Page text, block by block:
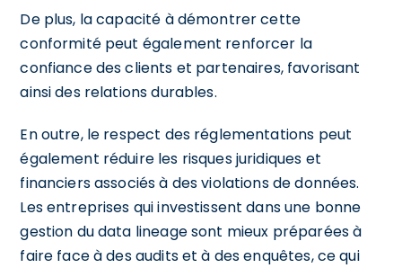
De plus, la capacité à démontrer cette
conformité peut également renforcer la
confiance des clients et partenaires, favorisant
ainsi des relations durables.
En outre, le respect des réglementations peut
également réduire les risques juridiques et
financiers associés à des violations de données.
Les entreprises qui investissent dans une bonne
gestion du data lineage sont mieux préparées à
faire face à des audits et à des enquêtes, ce qui